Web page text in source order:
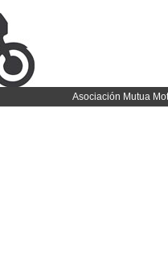
Asociación Mutua